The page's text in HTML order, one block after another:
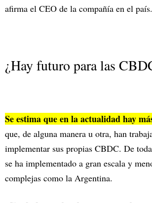
afirma el CEO de la compañía en el país.
¿Hay futuro para las
Se estima que en la actualidad hay
que, de alguna manera u otra, han
implementar sus propias CBDC. De
se ha implementado a gran escala y
complejas como la Argentina.